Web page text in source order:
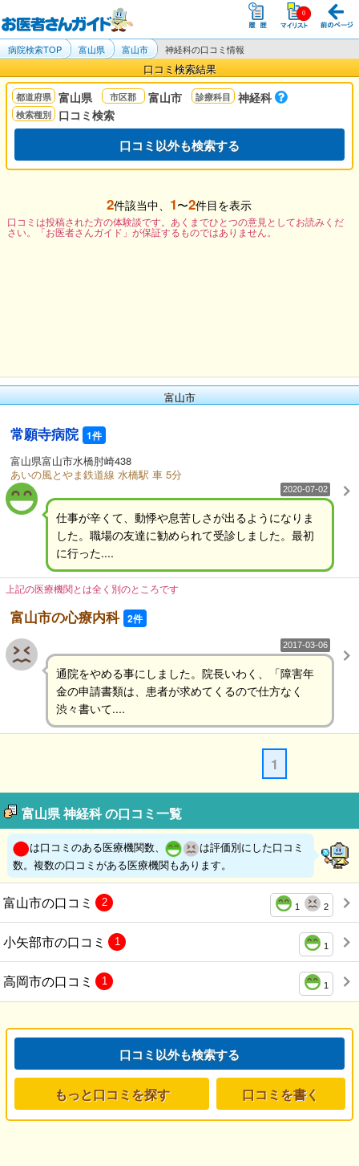
病院検索TOP 富山県 富山市 神経科の口コミ情報
口コミ検索結果
富山県 富山市
神経科
口コミ検索
口コミ以外も検索する
2件該当中、 1〜2件目を表示
口コミは投稿された方の体験談です。あくまでひとつの意見としてお読みくだ
さい。「お医者さんガイド」が保証するものではありません。
富山市
常願寺病院 1件
富山県富山市水橋肘崎438
あいの風とやま鉄道線 水橋駅 車 5分
2020-07-02
仕事が辛くて、動悸や息苦しさが出るようになりま
した。職場の友達に勧められて受診しました。最初
に行った....
上記の医療機関とは全く別のところです
富山市の心療内科 2件
2017-03-06
通院をやめる事にしました。院長いわく、「障害年
金の申請書類は、患者が求めてくるので仕方なく
渋々書いて....
1
富山県 神経科 の口コミ一覧
は口コミのある医療機関数、
は評価別にした口コミ
数。複数の口コミがある医療機関もあります。
富山市の口コミ 1 2
2
小矢部市の口コミ 1
1
高岡市の口コミ 1
1
口コミ以外も検索する
もっと口コミを探す 口コミを書く